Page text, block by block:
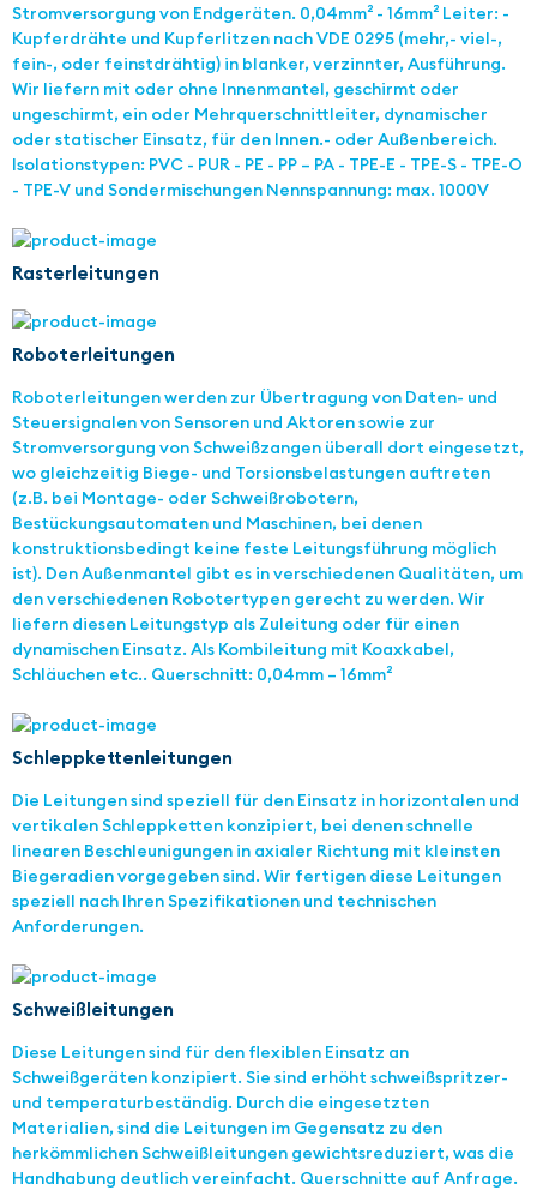
Stromversorgung von Endgeräten. 0,04mm² - 16mm² Leiter: -
Kupferdrähte und Kupferlitzen nach VDE 0295 (mehr,- viel-,
fein-, oder feinstdrähtig) in blanker, verzinnter, Ausführung.
Wir liefern mit oder ohne Innenmantel, geschirmt oder
ungeschirmt, ein oder Mehrquerschnittleiter, dynamischer
oder statischer Einsatz, für den Innen.- oder Außenbereich.
Isolationstypen: PVC - PUR - PE - PP – PA - TPE-E - TPE-S - TPE-O
- TPE-V und Sondermischungen Nennspannung: max. 1000V
Rasterleitungen
Roboterleitungen
Roboterleitungen werden zur Übertragung von Daten- und
Steuersignalen von Sensoren und Aktoren sowie zur
Stromversorgung von Schweißzangen überall dort eingesetzt,
wo gleichzeitig Biege- und Torsionsbelastungen auftreten
(z.B. bei Montage- oder Schweißrobotern,
Bestückungsautomaten und Maschinen, bei denen
konstruktionsbedingt keine feste Leitungsführung möglich
ist). Den Außenmantel gibt es in verschiedenen Qualitäten, um
den verschiedenen Robotertypen gerecht zu werden. Wir
liefern diesen Leitungstyp als Zuleitung oder für einen
dynamischen Einsatz. Als Kombileitung mit Koaxkabel,
Schläuchen etc.. Querschnitt: 0,04mm – 16mm²
Schleppkettenleitungen
Die Leitungen sind speziell für den Einsatz in horizontalen und
vertikalen Schleppketten konzipiert, bei denen schnelle
linearen Beschleunigungen in axialer Richtung mit kleinsten
Biegeradien vorgegeben sind. Wir fertigen diese Leitungen
speziell nach Ihren Spezifikationen und technischen
Anforderungen.
Schweißleitungen
Diese Leitungen sind für den flexiblen Einsatz an
Schweißgeräten konzipiert. Sie sind erhöht schweißspritzer-
und temperaturbeständig. Durch die eingesetzten
Materialien, sind die Leitungen im Gegensatz zu den
herkömmlichen Schweißleitungen gewichtsreduziert, was die
Handhabung deutlich vereinfacht. Querschnitte auf Anfrage.